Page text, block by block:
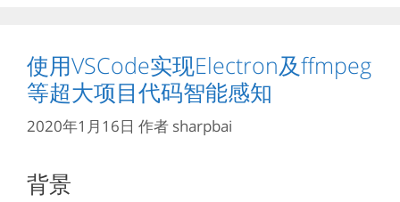
使用VSCode实现Electron及ffmpeg
等超大项目代码智能感知
2020年1月16日 作者 sharpbai
背景